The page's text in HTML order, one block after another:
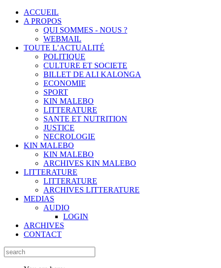
ACCUEIL
A PROPOS
QUI SOMMES - NOUS ?
WEBMAIL
TOUTE L’ACTUALITÉ
POLITIQUE
CULTURE ET SOCIETE
BILLET DE ALI KALONGA
ECONOMIE
SPORT
KIN MALEBO
LITTERATURE
SANTE ET NUTRITION
JUSTICE
NECROLOGIE
KIN MALEBO
KIN MALEBO
ARCHIVES KIN MALEBO
LITTERATURE
LITTERATURE
ARCHIVES LITTERATURE
MEDIAS
AUDIO
LOGIN
ARCHIVES
CONTACT